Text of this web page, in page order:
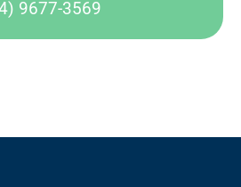
9677-3569